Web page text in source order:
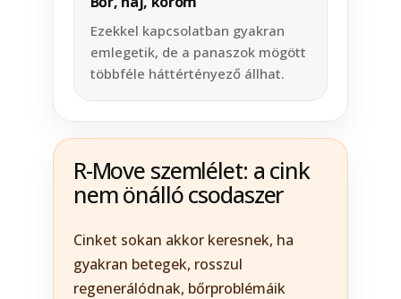
Ezekkel kapcsolatban gyakran
emlegetik, de a panaszok mögött
többféle háttértényező állhat.
R-Move szemlélet: a cink
nem önálló csodaszer
Cinket sokan akkor keresnek, ha
gyakran betegek, rosszul
regenerálódnak, bőrproblémáik